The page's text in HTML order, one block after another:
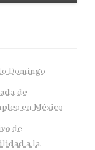
Domingo
de
en México
de
a la